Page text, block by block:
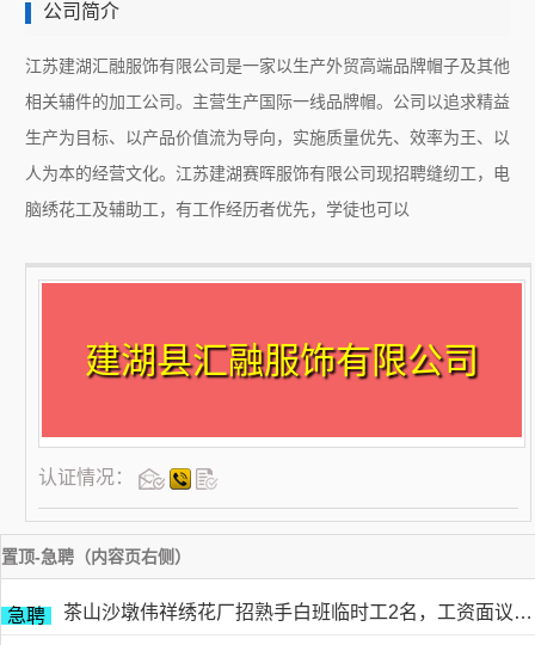
公司简介
江苏建湖汇融服饰有限公司是一家以生产外贸高端品牌帽子及其他
相关辅件的加工公司。主营生产国际一线品牌帽。公司以追求精益
生产为目标、以产品价值流为导向，实施质量优先、效率为王、以
人为本的经营文化。江苏建湖赛晖服饰有限公司现招聘缝纫工，电
脑绣花工及辅助工，有工作经历者优先，学徒也可以
建湖县汇融服饰有限公司
认证情况：
置顶-急聘（内容页右侧）
急聘 茶山沙墩伟祥绣花厂招熟手白班临时工2名，工资面议，包吃住有的请电18676754153黎生